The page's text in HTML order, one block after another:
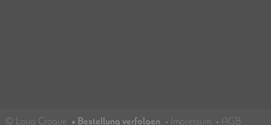
© Louis Croque • Bestellung verfolgen • Impressum • AGB